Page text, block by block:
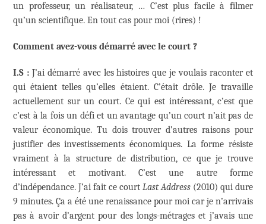
un professeur, un réalisateur, … C’est plus facile à filmer
qu’un scientifique. En tout cas pour moi (rires) !
Comment avez-vous démarré avec le court ?
I.S :J’ai démarré avec les histoires que je voulais raconter et
qui étaient telles qu’elles étaient. C’était drôle. Je travaille
actuellement sur un court. Ce qui est intéressant, c’est que
c’est à la fois un défi et un avantage qu’un court n’ait pas de
valeur économique. Tu dois trouver d’autres raisons pour
justifier des investissements économiques. La forme résiste
vraiment à la structure de distribution, ce que je trouve
intéressant et motivant. C’est une autre forme
d’indépendance. J’ai fait ce court Last Address (2010) qui dure
9 minutes. Ça a été une renaissance pour moi car je n’arrivais
pas à avoir d’argent pour des longs-métrages et j’avais une